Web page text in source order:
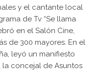
y el cantante local
de Tv “Se llama
en el Salón Cine,
de 300 mayores. En el
leyó un manifiesto
la concejal de Asuntos